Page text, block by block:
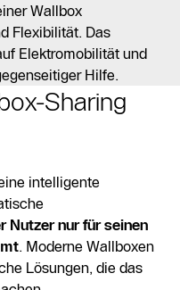
Wallbox
Flexibilität. Das
Elektromobilität und
Hilfe.
Sharing
intelligente
Nutzer nur für seinen
. Moderne Wallboxen
Lösungen, die das